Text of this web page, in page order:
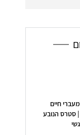
חיים
סטרס הנובע